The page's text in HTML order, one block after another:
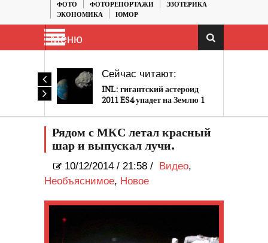
ФОТО
ФОТОРЕПОРТАЖИ
ЭЗОТЕРИКА
ЭКОНОМИКА
ЮМОР
Меню
Сейчас читают:
INL: гигантский астероид
2011 ES4 упадет на Землю 1
Рядом с МКС летал красный
шар и выпускал лучи.
10/12/2014 / 21:58 / Видео,
Необъяснимое, Новое